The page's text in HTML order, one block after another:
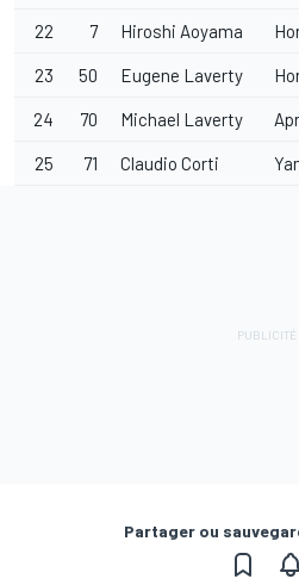
22 7 Hiroshi Aoyama
23 50 Eugene Laverty
24 70 Michael Laverty
25 71 Claudio Corti
Partager ou